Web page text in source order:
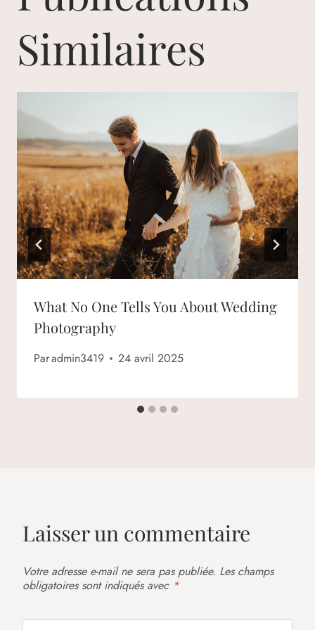
Similaires
What No One Tells You About Wedding
Photography
Paradmin3419 24 avril 2025
Laisser un commentaire
Votre adresse e-mail ne sera pas publiée. Les champs
obligatoires sont indiqués avec *